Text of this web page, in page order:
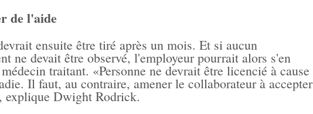
de l'aide
ensuite être tiré après un mois. Et si aucun
ne devait être observé, l'employeur pourrait alors s'en
traitant. «Personne ne devrait être licencié à cause
Il faut, au contraire, amener le collaborateur à accepter
explique Dwight Rodrick.